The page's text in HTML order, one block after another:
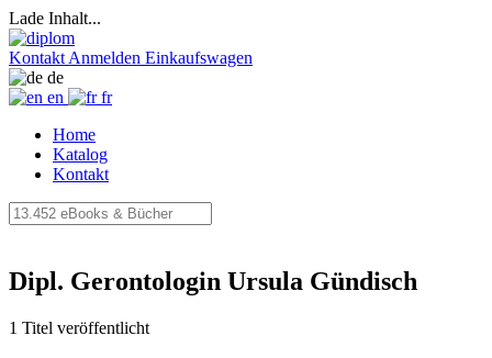
Lade Inhalt...
Kontakt Anmelden Einkaufswagen
de
en
fr
Home
Katalog
Kontakt
Dipl. Gerontologin Ursula Gündisch
1 Titel veröffentlicht